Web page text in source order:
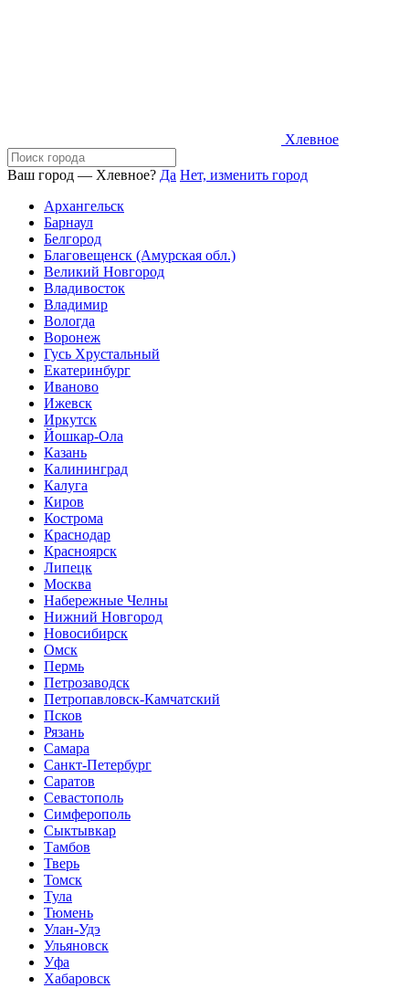
Хлевное
Ваш город — Хлевное? Да Нет, изменить город
Архангельск
Барнаул
Белгород
Благовещенск (Амурская обл.)
Великий Новгород
Владивосток
Владимир
Вологда
Воронеж
Гусь Хрустальный
Екатеринбург
Иваново
Ижевск
Иркутск
Йошкар-Ола
Казань
Калининград
Калуга
Киров
Кострома
Краснодар
Красноярск
Липецк
Москва
Набережные Челны
Нижний Новгород
Новосибирск
Омск
Пермь
Петрозаводск
Петропавловск-Камчатский
Псков
Рязань
Самара
Санкт-Петербург
Саратов
Севастополь
Симферополь
Сыктывкар
Тамбов
Тверь
Томск
Тула
Тюмень
Улан-Удэ
Ульяновск
Уфа
Хабаровск